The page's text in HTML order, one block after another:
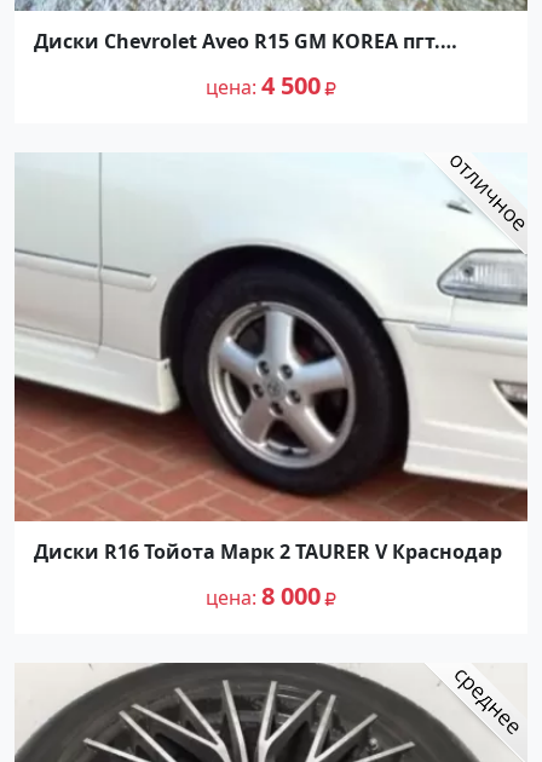
Диски Chevrolet Aveo R15 GM KOREA пгт.
цена 4 500
Диски R16 Тойота Марк 2 TAURER V Краснодар
цена 8 000